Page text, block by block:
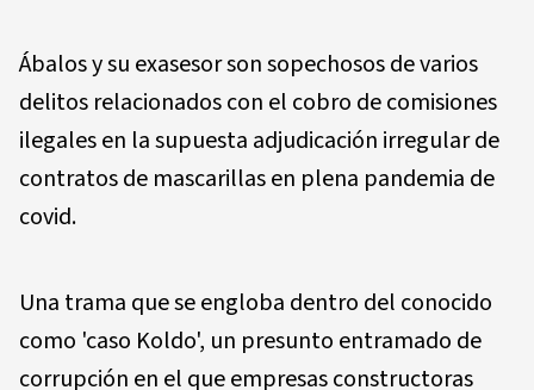
Ábalos y su exasesor son sopechosos de varios
delitos relacionados con el cobro de comisiones
ilegales en la supuesta adjudicación irregular de
contratos de mascarillas en plena pandemia de
covid.
Una trama que se engloba dentro del conocido
como 'caso Koldo', un presunto entramado de
corrupción en el que empresas constructoras